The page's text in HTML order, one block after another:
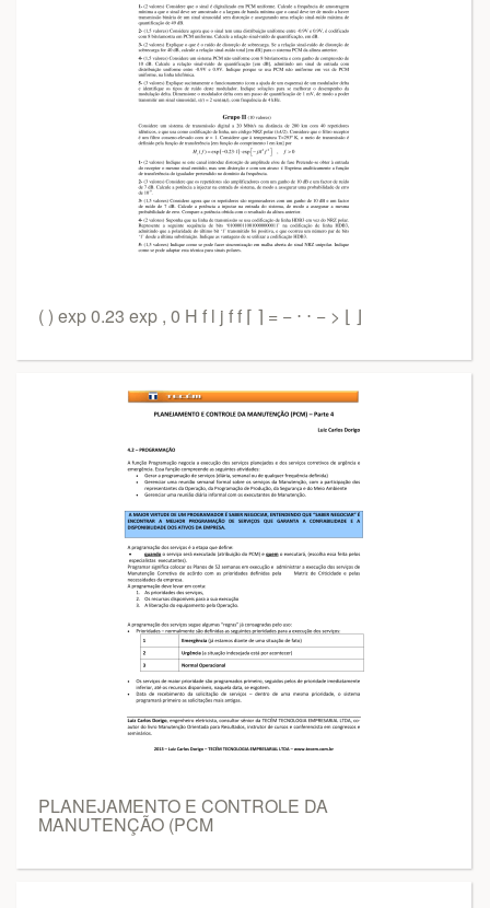
( ) exp 0.23 exp , 0 H f l j f f ⌈ ⌉ = − ⋅ ⋅ − > ⌊ ⌋
PLANEJAMENTO E CONTROLE DA
MANUTENÇÃO (PCM